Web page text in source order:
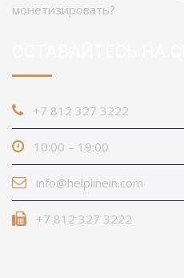
монетизировать?
+7 812 327 3222
10:00 – 19:00
info@helplinein.com
+7 812 327 3222